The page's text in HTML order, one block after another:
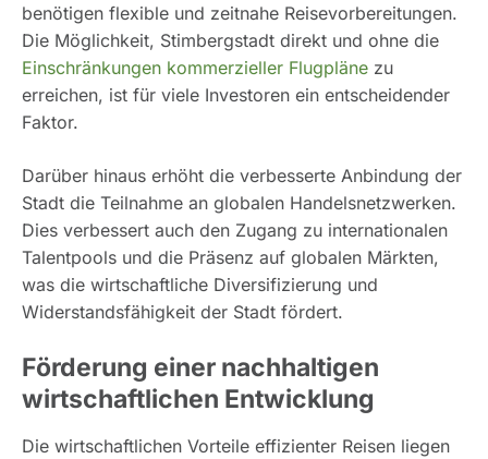
benötigen flexible und zeitnahe Reisevorbereitungen.
Die Möglichkeit, Stimbergstadt direkt und ohne die
Einschränkungen kommerzieller Flugpläne zu
erreichen, ist für viele Investoren ein entscheidender
Faktor.
Darüber hinaus erhöht die verbesserte Anbindung der
Stadt die Teilnahme an globalen Handelsnetzwerken.
Dies verbessert auch den Zugang zu internationalen
Talentpools und die Präsenz auf globalen Märkten,
was die wirtschaftliche Diversifizierung und
Widerstandsfähigkeit der Stadt fördert.
Förderung einer nachhaltigen
wirtschaftlichen Entwicklung
Die wirtschaftlichen Vorteile effizienter Reisen liegen